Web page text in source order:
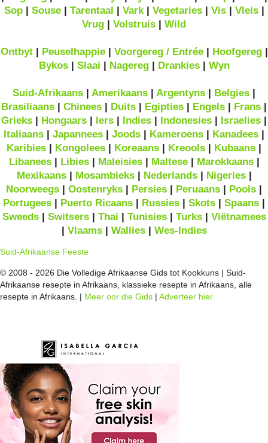
Sop| Souse| Tarentaal | Vark| Vegetaries| Vis| Vleis|
Vrug | Volstruis | Wild
Ontbyt| Peuselhappie| Voorgereg / Entrée| Hoofgereg|
Bykos| Slaai | Nagereg| Drankies| Wyn
Suid-Afrikaans | Amerikaans | Argentyns | Belgies |
Brasiliaans | Chinees | Duits | Egipties | Engels | Frans |
Grieks | Hongaars | Iers | Indies | Indonesies | Israelies |
Italiaans | Japannees | Joods | Kameroens | Kanadees |
Karibies | Kongolees | Koreaans | Kreools | Kubaans |
Libanees| Libies| Maleisies| Maltese| Marokkaans|
Mexikaans| Mosambieks| Nederlands| Nigeries|
Noorweegs | Oostenryks | Persies | Peruaans | Pools |
Portugees | Puerto Ricaans | Russies | Skots | Spaans |
Sweeds| Switsers| Thai | Tunisies| Turks| Viëtnamees
| Vlaams| Wallies| Wes-Indies
Suid-Afrikaanse Feeste
© 2008 - 2026 Die Volledige Afrikaanse Gids tot Kookkuns | Suid-
Afrikaanse resepte in Afrikaans, klassieke resepte in Afrikaans, alle
resepte in Afrikaans. | Meer oor die Gids | Adverteer hier